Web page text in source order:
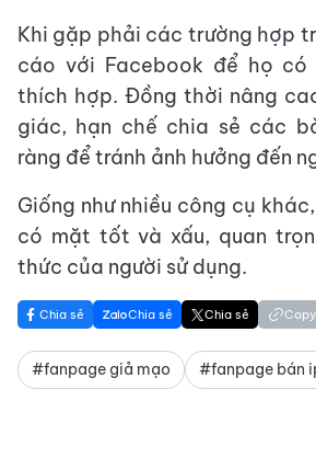
Khi gặp phải các trường hợp
cáo với Facebook để họ
thích hợp. Đồng thời nâng
giác, hạn chế chia sẻ các
ràng để tránh ảnh hưởng đến
Giống như nhiều công cụ
có mặt tốt và xấu, quan
thức của người sử dụng.
Chia sẻ Chia sẻ Chia sẻ
#fanpage giả mạo #fanpage bán